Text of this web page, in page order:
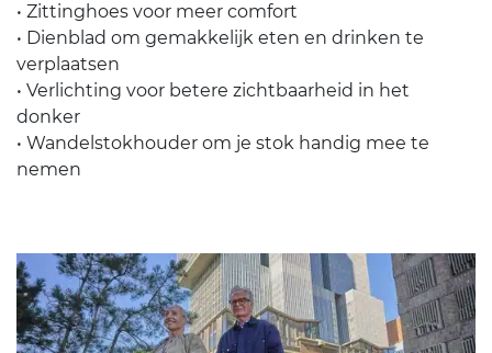
• Zittinghoes voor meer comfort
• Dienblad om gemakkelijk eten en drinken te
verplaatsen
• Verlichting voor betere zichtbaarheid in het
donker
• Wandelstokhouder om je stok handig mee te
nemen